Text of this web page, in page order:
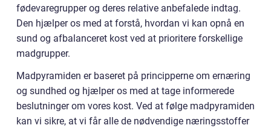
fødevaregrupper og deres relative anbefalede indtag.
Den hjælper os med at forstå, hvordan vi kan opnå en
sund og afbalanceret kost ved at prioritere forskellige
madgrupper.
Madpyramiden er baseret på principperne om ernæring
og sundhed og hjælper os med at tage informerede
beslutninger om vores kost. Ved at følge madpyramiden
kan vi sikre, at vi får alle de nødvendige næringsstoffer